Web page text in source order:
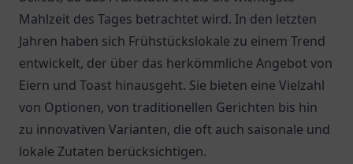
Mahlzeit des Tages betrachtet wird. In den letzten
Jahren haben sich Frühstückslokale zu einem Trend
entwickelt, der über das herkömmliche Angebot von
Eiern und Toast hinausgeht. Sie bieten eine Vielzahl
von Optionen, von traditionellen Gerichten bis hin
zu innovativen Varianten, die oft auch saisonale und
lokale Zutaten berücksichtigen.